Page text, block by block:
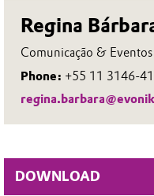
Regina
Comunicação &
Phone: +55 11 3146-
DOWNLOAD